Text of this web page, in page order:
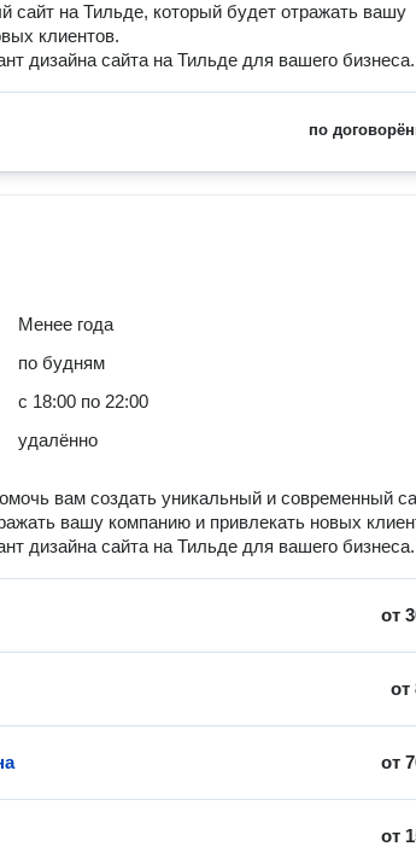
сайт на Тильде, который будет отражать вашу
клиентов.
дизайна сайта на Тильде для вашего бизнеса.
по
Менее года
по будням
с 18:00 по 22:00
удалённо
вам создать уникальный и современный
вашу компанию и привлекать новых
дизайна сайта на Тильде для вашего бизнеса.
от
от
от
от